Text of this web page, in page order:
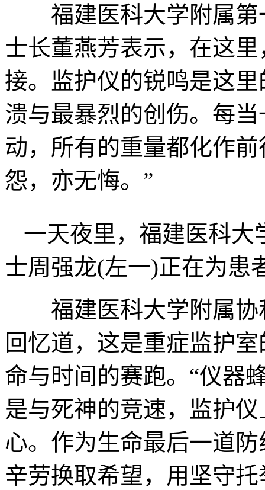
福建医科大学附属第
士长董燕芳表示，在这
接。监护仪的锐鸣是这
溃与最暴烈的创伤。每
动，所有的重量都化作
怨，亦无悔。”
一天夜里，福建医科大
士周强龙(左一)正在为患
福建医科大学附属协
回忆道，这是重症监护
命与时间的赛跑。“仪器
是与死神的竞速，监护
心。作为生命最后一道
辛劳换取希望，用坚守托